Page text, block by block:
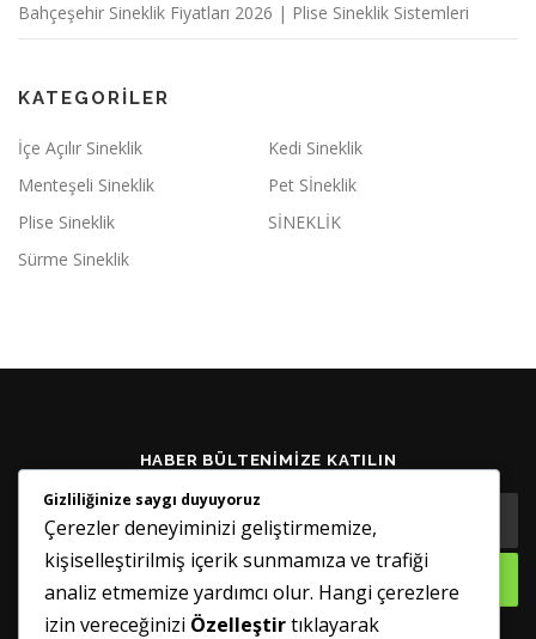
Bahçeşehir Sineklik Fiyatları 2026 | Plise Sineklik Sistemleri
KATEGORILER
İçe Açılır Sineklik
Kedi Sineklik
Menteşeli Sineklik
Pet Sİneklik
Plise Sineklik
SİNEKLİK
Sürme Sineklik
HABER BÜLTENIMIZE KATILIN
Gizliliğinize saygı duyuyoruz
Çerezler deneyiminizi geliştirmemize,
kişiselleştirilmiş içerik sunmamıza ve trafiği
analiz etmemize yardımcı olur. Hangi çerezlere
izin vereceğinizi Özelleştirtıklayarak